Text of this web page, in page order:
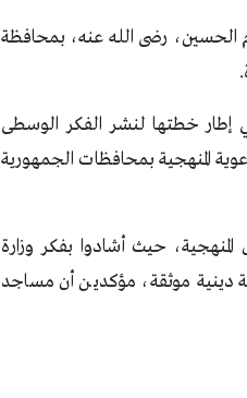
الحسين، رضى الله عنه، بمحافظة
إطار خطتها لنشر الفكر الوسطى
المنهجية بمحافظات الجمهورية
حيث أشادوا بفكر وزارة
دينية موثقة، مؤكدين أن مساجد